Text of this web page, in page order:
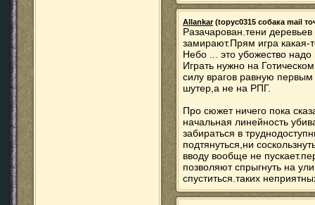
Allankar(topyc0315 собака mail
Разачарован.тени
замирают.Прям игра какая-
Небо ... это убожество
Играть нужно на
силу врагов равную
шутер,а не на РПГ.
Про сюжет ничего пока
начальная линейность
забираться в
подтянуться,ни
вводу вообще не
позволяют спрыгнуть на
спуститься.таких